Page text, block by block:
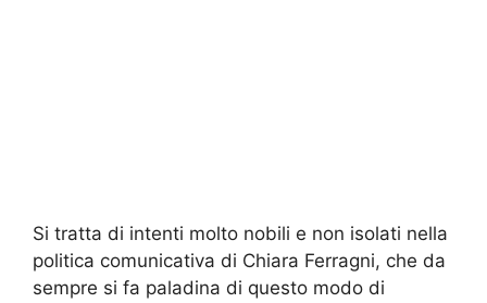
Si tratta di intenti molto nobili e non isolati nella
politica comunicativa di Chiara Ferragni, che da
sempre si fa paladina di questo modo di